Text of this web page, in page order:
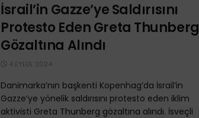
İsrail’in Gazze’ye Saldırısını
Protesto Eden Greta Thunberg
Gözaltına Alındı
4 EYLÜL 2024
Danimarka’nın başkenti Kopenhag’da İsrail’in
Gazze’ye yönelik saldırısını protesto eden iklim
aktivisti Greta Thunberg gözaltına alındı. İsveçli